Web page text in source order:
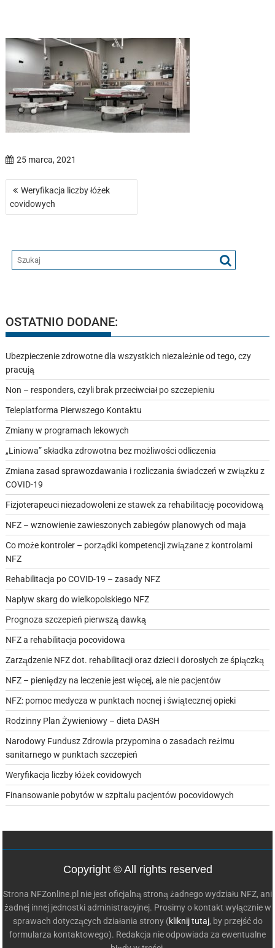
25 marca, 2021
Nawigacja
wpisu
Weryfikacja liczby łóżek
covidowych
OSTATNIO DODANE:
Ubezpieczenie zdrowotne dla wszystkich niezależnie od tego, czy
pracują
Non – responders, czyli brak przeciwciał po szczepieniu
Teleplatforma Pierwszego Kontaktu
Zmiany w programach lekowych
„Liniowa” składka zdrowotna bez możliwości odliczenia
Zmiana zasad sprawozdawania i rozliczania świadczeń w związku z
COVID-19
Fizjoterapeuci niezadowoleni ze stawek za rehabilitację pocovidową
NFZ – wznowienie zawieszonych zabiegów planowych od maja
Co może kontroler – porządki kompetencji związane z kontrolami
NFZ
Rehabilitacja po COVID-19 – zasady NFZ
Napływ skarg do wielkopolskiego NFZ
Prognoza szczepień pierwszą dawką
NFZ a rehabilitacja pocovidowa
Zarządzenie NFZ dot. rehabilitacji oraz dzieci i dorosłych ze śpiączką
NFZ – pieniędzy na leczenie jest więcej, ale nie pacjentów
NFZ: pomoc medycza w punktach nocnej i świątecznej opieki
Rodzinny Plan Żywieniowy – dieta DASH
Narodowy Fundusz Zdrowia przypomina o zasadach reżimu
sanitarnego w punktach szczepień
Weryfikacja liczby łóżek covidowych
Finansowanie pobytów w szpitalu pacjentów pocovidowych
Copyright © All rights reserved
Strona NFZonline.pl nie jest oficjalną stroną żadnego wydziału NFZ, ani
żadnej innej jednostki administracyjnej. Prosimy o kontakt wyłącznie w
sprawach dotyczących działania strony (kliknij tutaj, by przejść do
formularza kontaktowego). Redakcja nie odpowiada za ewentualne